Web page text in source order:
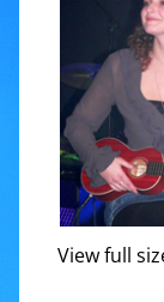
View full